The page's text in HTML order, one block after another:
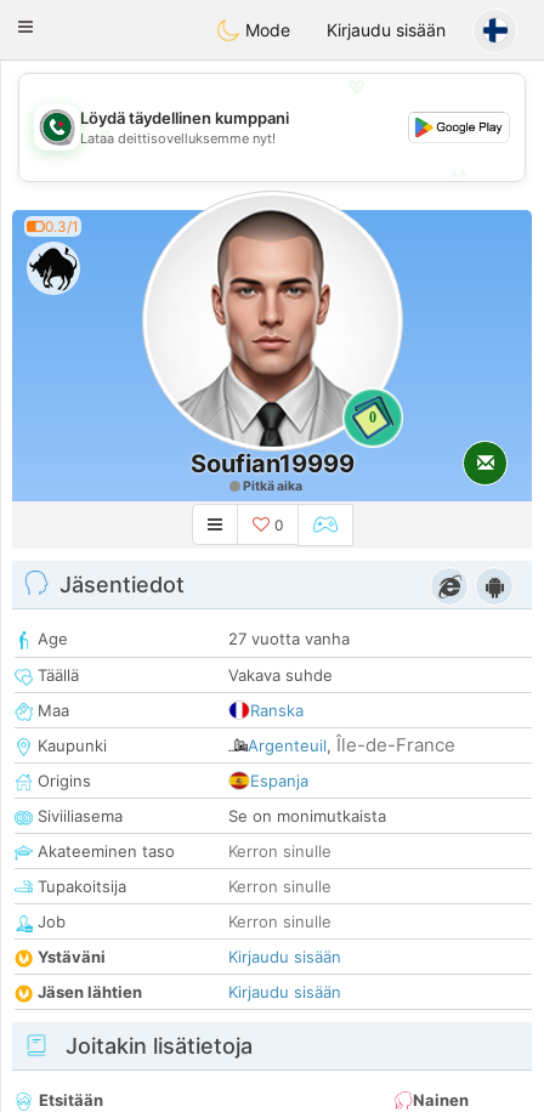
Weshrak
Toggle
Mode Kirjaudu sisään
💖
💕
Löydä täydellinen kumppani
Lataa deittisovelluksemme nyt!
0.3/1
0
Soufian19999
Pitkä aika
0
Jäsentiedot
Age
27 vuotta vanha
Täällä
Vakava suhde
Maa
Ranska
Kaupunki
Argenteuil, Île-de-France
Origins
Espanja
Siviiliasema
Se on monimutkaista
Akateeminen taso
Kerron sinulle
Tupakoitsija
Kerron sinulle
Job
Kerron sinulle
Ystäväni
Kirjaudu sisään
Jäsen lähtien
Kirjaudu sisään
Joitakin lisätietoja
Etsitään
Nainen